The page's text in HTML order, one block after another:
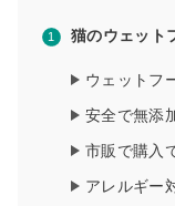
猫のウェット
ウェットフ
安全で無添
市販で購入
アレルギー